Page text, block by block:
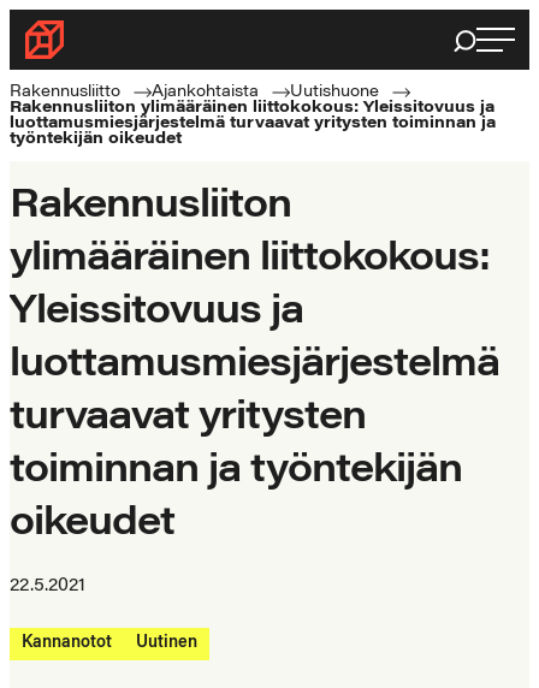
Siirry
suoraan
sisältöön
Rakennusliitto
Rakennusalan
ammattilaisten
puolella
Haku
Rakennusliitto Ajankohtaista
Uutishuone
Rakennusliiton ylimääräinen liittokokous: Yleissitovuus ja
luottamusmiesjärjestelmä turvaavat yritysten toiminnan ja
työntekijän oikeudet
Rakennusliiton
ylimääräinen liittokokous:
Yleissitovuus ja
luottamusmiesjärjestelmä
turvaavat yritysten
toiminnan ja työntekijän
oikeudet
22.5.2021
Kannanotot Uutinen